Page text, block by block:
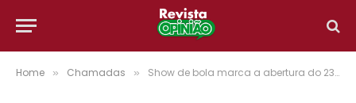
Home » Chamadas » Show de bola marca a abertura do 23º Campeonato Freitense de Futebol